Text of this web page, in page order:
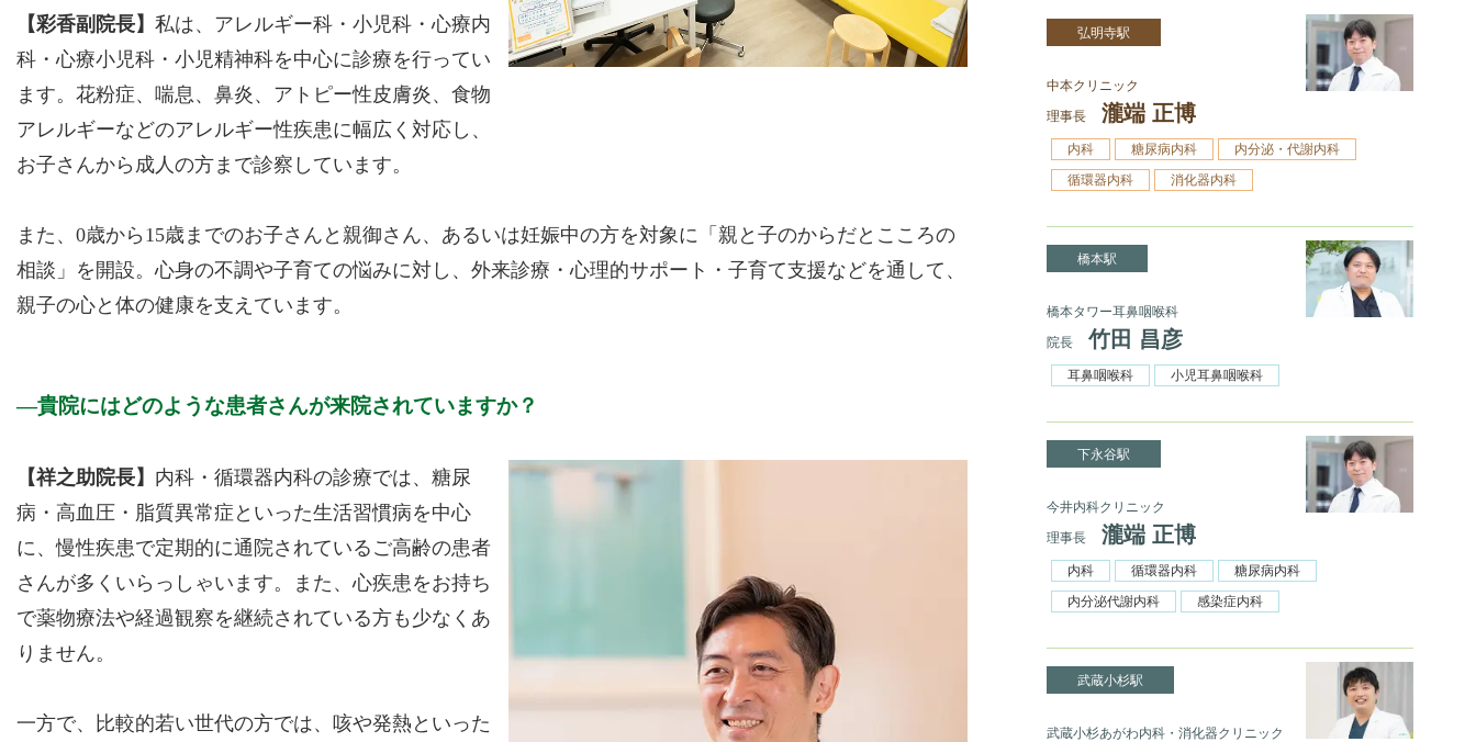
【彩香副院長】 私は、アレルギー科・小児科・心療内
科・心療小児科・小児精神科を中心に診療を行ってい
ます。花粉症、喘息、鼻炎、アトピー性皮膚炎、食物
アレルギーなどのアレルギー性疾患に幅広く対応し、
お子さんから成人の方まで診察しています。
また、0歳から15歳までのお子さんと親御さん、あるいは妊娠中の方を対象に「親と子のからだとこころの
相談」を開設。心身の不調や子育ての悩みに対し、外来診療・心理的サポート・子育て支援などを通して、
親子の心と体の健康を支えています。
貴院にはどのような患者さんが来院されていますか？
【祥之助院長】 内科・循環器内科の診療では、糖尿
病・高血圧・脂質異常症といった生活習慣病を中心
に、慢性疾患で定期的に通院されているご高齢の患者
さんが多くいらっしゃいます。また、心疾患をお持ち
で薬物療法や経過観察を継続されている方も少なくあ
りません。
一方で、比較的若い世代の方では、咳や発熱といった
弘明寺駅
中本クリニック
理事長
瀧端 正博
内科 糖尿病内科
内分泌・代謝内科
循環器内科
消化器内科
橋本駅
橋本タワー耳鼻咽喉科
院長
竹田 昌彦
耳鼻咽喉科 小児耳鼻咽喉科
下永谷駅
今井内科クリニック
理事長
瀧端 正博
内科 循環器内科
糖尿病内科
内分泌代謝内科
感染症内科
武蔵小杉駅
武蔵小杉あがわ内科・消化器クリニック